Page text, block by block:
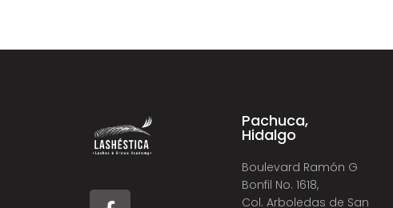
Pachuca,
Hidalgo
Boulevard Ramón G
Bonfil No. 1618,
Col. Arboledas de San